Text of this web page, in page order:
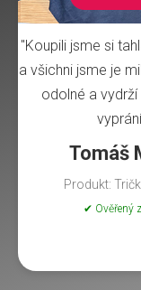
"Koupili jsme si
a všichni jsme je
odolné a
Tomáš
Produkt:
✔ Ověřený